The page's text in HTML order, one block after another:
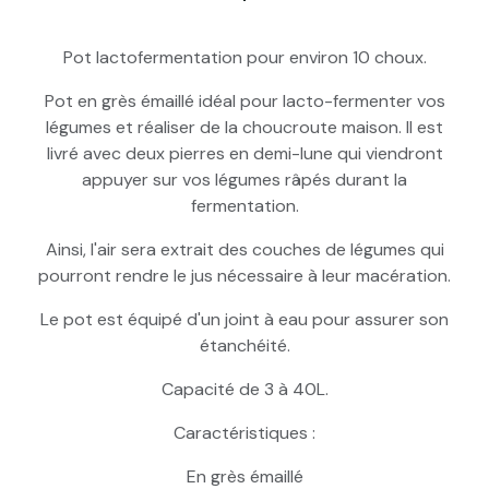
Pot à choucroute avec pierres lacto-
fermentation 10L Blanc
Pot à choucroute avec pierres lacto-
fermentation 10L Marron
Pot à choucroute avec pierres lacto-
Pot à choucroute avec pierres lacto-
Pot lactofermentation pour environ 10 choux.
Pot en grès émaillé idéal pour lacto-fermenter vos
légumes et réaliser de la choucroute maison. Il est
livré avec deux pierres en demi-lune qui viendront
appuyer sur vos légumes râpés durant la
fermentation.
Ainsi, l'air sera extrait des couches de légumes qui
pourront rendre le jus nécessaire à leur macération.
Le pot est équipé d'un joint à eau pour assurer son
étanchéité.
Capacité de 3 à 40L.
Caractéristiques :
En grès émaillé